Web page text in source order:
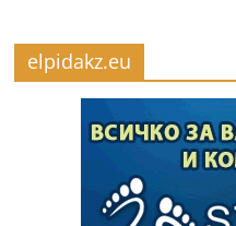
elpidakz.eu